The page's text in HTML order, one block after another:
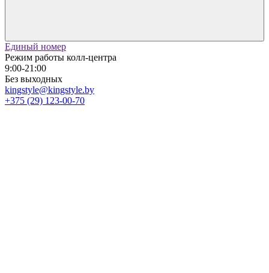
Единый номер
Режим работы колл-центра
9:00-21:00
Без выходных
kingstyle@kingstyle.by
+375 (29) 123-00-70